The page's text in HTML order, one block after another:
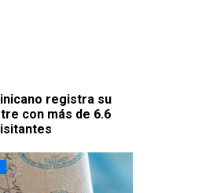
registra su
con más de 6.6